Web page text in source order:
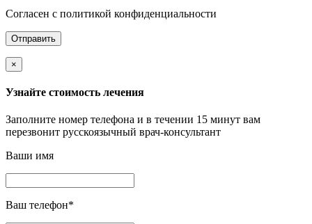
Согласен с политикой конфиденциальности
×
Узнайте стоимость лечения
Заполните номер телефона и в течении 15 минут вам
перезвонит русскоязычный врач-консультант
Ваши имя
Ваш телефон*